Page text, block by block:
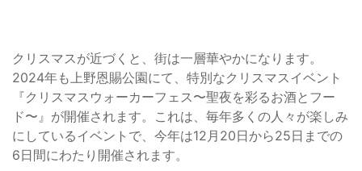
クリスマスが近づくと、街は一層華やかになります。
2024年も上野恩賜公園にて、特別なクリスマスイベント
『クリスマスウォーカーフェス〜聖夜を彩るお酒とフー
ド〜』が開催されます。これは、毎年多くの人々が楽しみ
にしているイベントで、今年は12月20日から25日までの
6日間にわたり開催されます。